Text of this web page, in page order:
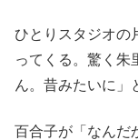
ひとりスタジオの
ってくる。驚く朱
ん。昔みたいに」
百合子が「なんだ